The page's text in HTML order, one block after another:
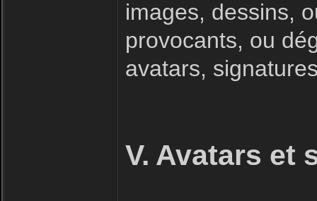
images, dessins,
provocants, ou
avatars,
V. Avatars et